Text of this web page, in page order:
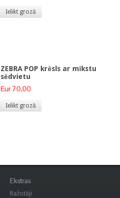
Ielikt grozā
ZEBRA POP krēsls ar mīkstu
sēdvietu
Eur 70,00
Ielikt grozā
Ekstras
Ražotāji